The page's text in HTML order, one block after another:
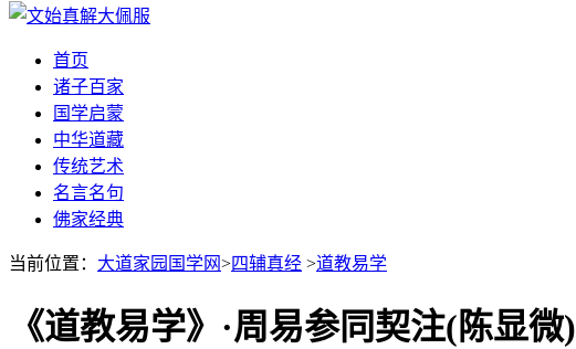
首页
诸子百家
国学启蒙
中华道藏
传统艺术
名言名句
佛家经典
当前位置： 大道家园国学网>四辅真经 >道教易学
《道教易学》·周易参同契注(陈显微)